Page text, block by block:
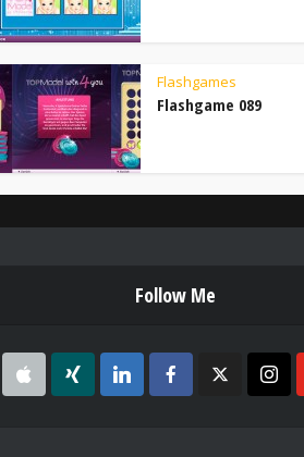
Flashgames
Flashgame 089
Follow Me